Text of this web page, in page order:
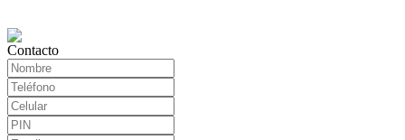
Contacto